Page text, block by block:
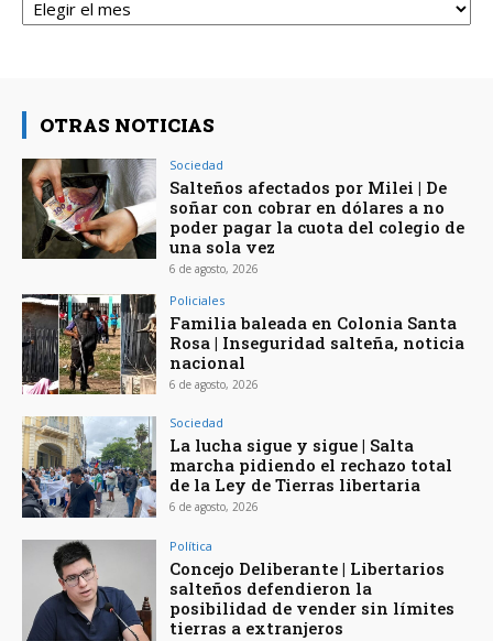
OTRAS NOTICIAS
Sociedad
Salteños afectados por Milei | De
soñar con cobrar en dólares a no
poder pagar la cuota del colegio de
una sola vez
6 de agosto, 2026
Policiales
Familia baleada en Colonia Santa
Rosa | Inseguridad salteña, noticia
nacional
6 de agosto, 2026
Sociedad
La lucha sigue y sigue | Salta
marcha pidiendo el rechazo total
de la Ley de Tierras libertaria
6 de agosto, 2026
Política
Concejo Deliberante | Libertarios
salteños defendieron la
posibilidad de vender sin límites
tierras a extranjeros